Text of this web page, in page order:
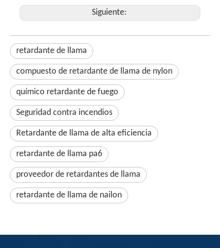
Siguiente:
retardante de llama
compuesto de retardante de llama de nylon
químico retardante de fuego
Seguridad contra incendios
Retardante de llama de alta eficiencia
retardante de llama pa6
proveedor de retardantes de llama
retardante de llama de nailon